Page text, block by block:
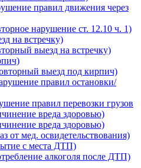
правил движения через
нарушение ст. 12.10 ч. 1)
на встречку)
выезд на встречку)
выезд под кирпич)
правил остановки/
правил перевозки грузов
вреда здоровью)
вреда здоровью)
от мед. освидетельствования)
с места ДТП)
алкоголя после ДТП)